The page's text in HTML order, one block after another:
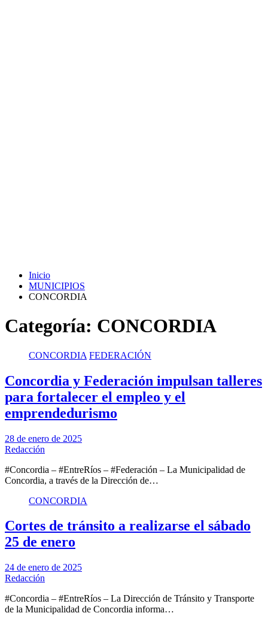
Inicio
MUNICIPIOS
CONCORDIA
Categoría: CONCORDIA
CONCORDIA FEDERACIÓN
Concordia y Federación impulsan talleres
para fortalecer el empleo y el
emprendedurismo
28 de enero de 2025
Redacción
#Concordia – #EntreRíos – #Federación – La Municipalidad de
Concordia, a través de la Dirección de…
CONCORDIA
Cortes de tránsito a realizarse el sábado
25 de enero
24 de enero de 2025
Redacción
#Concordia – #EntreRíos – La Dirección de Tránsito y Transporte
de la Municipalidad de Concordia informa…